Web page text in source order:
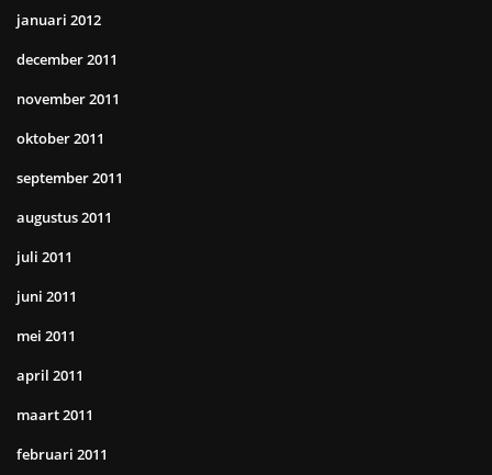
januari 2012
december 2011
november 2011
oktober 2011
september 2011
augustus 2011
juli 2011
juni 2011
mei 2011
april 2011
maart 2011
februari 2011